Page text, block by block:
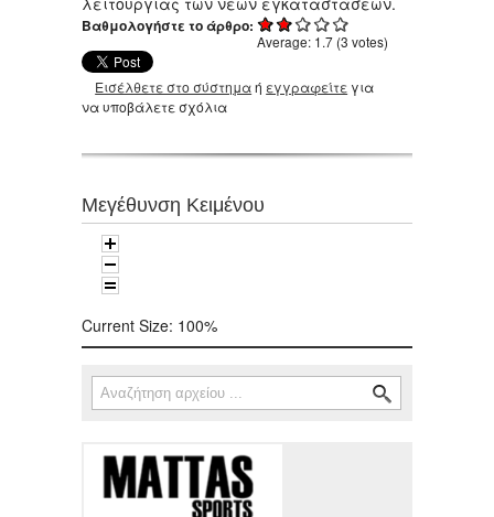
Βαθμολογήστε το άρθρο:
Average: 1.7 (3 votes)
Εισέλθετε στο σύστημαή εγγραφείτε για
να υποβάλετε σχόλια
Μεγέθυνση Κειμένου
Current Size: 100%
Φόρμα αναζήτησης
Αναζήτηση